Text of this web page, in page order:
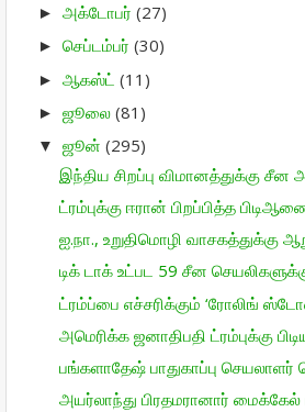
► அக்டோபர் (27)
► செப்டம்பர் (30)
► ஆகஸ்ட் (11)
► ஜூலை (81)
▼ ஜூன் (295)
இந்திய சிறப்பு விமானத்துக்கு சீன
ட்ரம்புக்கு ஈரான் பிறப்பித்த
ஐ.நா., உறுதிமொழி வாசகத்துக்கு
டிக் டாக் உட்பட 59 சீன
ட்ரம்ப்பை எச்சரிக்கும் ‘ரோலிங்
அமெரிக்க ஜனாதிபதி ட்ரம்புக்கு
பங்களாதேஷ் பாதுகாப்பு செயலாளர்
அயர்லாந்து பிரதமரானார் மைக்கேல்